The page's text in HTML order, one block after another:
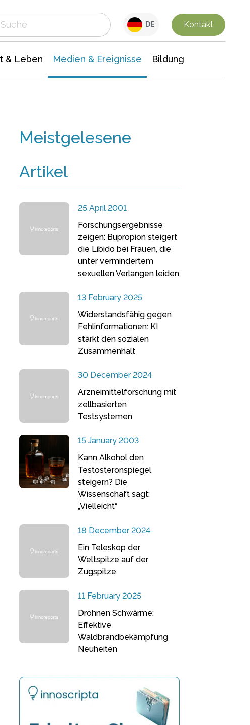
DE Kontakt
& Leben Medien & Ereignisse Bildung
Meistgelesene
Artikel
25 April 2001
Forschungsergebnisse
zeigen: Bupropion steigert
die Libido bei Frauen, die
unter vermindertem
sexuellen Verlangen leiden
13 February 2025
Widerstandsfähig gegen
Fehlinformationen: KI
stärkt den sozialen
Zusammenhalt
30 December 2024
Arzneimittelforschung mit
zellbasierten
Testsystemen
15 January 2003
Kann Alkohol den
Testosteronspiegel
steigern? Die
Wissenschaft sagt:
„Vielleicht“
18 December 2024
Ein Teleskop der
Weltspitze auf der
Zugspitze
11 February 2025
Drohnen Schwärme:
Effektive
Waldbrandbekämpfung
Neuheiten